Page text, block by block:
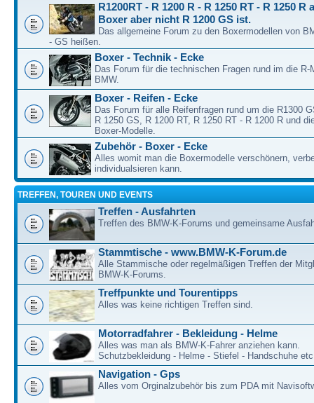
R1200RT - R 1200 R - R 1250 RT - R 1250 R
Boxer aber nicht R 1200 GS ist.
Das allgemeine Forum zu den Boxermodellen von
- GS heißen.
Boxer - Technik - Ecke
Das Forum für die technischen Fragen rund im die R-
BMW.
Boxer - Reifen - Ecke
Das Forum für alle Reifenfragen rund um die R1300
R 1250 GS, R 1200 RT, R 1250 RT - R 1200 R und
Boxer-Modelle.
Zubehör - Boxer - Ecke
Alles womit man die Boxermodelle verschönern,
individualsieren kann.
TREFFEN, TOUREN UND EVENTS
Treffen - Ausfahrten
Treffen des BMW-K-Forums und gemeinsame
Stammtische - www.BMW-K-Forum.de
Alle Stammische oder regelmäßigen Treffen der
BMW-K-Forums.
Treffpunkte und Tourentipps
Alles was keine richtigen Treffen sind.
Motorradfahrer - Bekleidung - Helme
Alles was man als BMW-K-Fahrer anziehen kann.
Schutzbekleidung - Helme - Stiefel - Handschuhe
Navigation - Gps
Alles vom Orginalzubehör bis zum PDA mit